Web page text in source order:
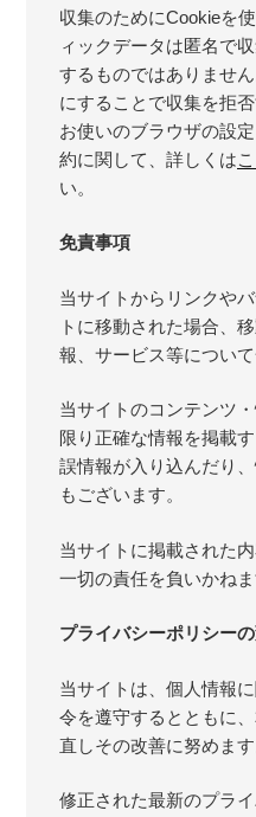
収集のためにCookieを
ィックデータは匿名で
するものではありませ
にすることで収集を拒
お使いのブラウザの設
約に関して、詳しくは
い。
免責事項
当サイトからリンクや
トに移動された場合、
報、サービス等につい
当サイトのコンテンツ
限り正確な情報を掲載
誤情報が入り込んだり
もございます。
当サイトに掲載された
一切の責任を負いかね
プライバシーポリシー
当サイトは、個人情報
令を遵守するとともに
直しその改善に努めます
修正された最新のプラ